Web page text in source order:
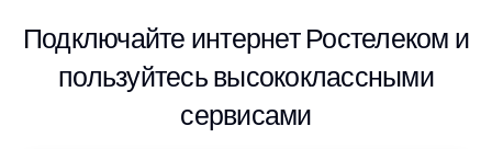
Подключайте интернет Ростелеком и
пользуйтесь высококлассными
сервисами